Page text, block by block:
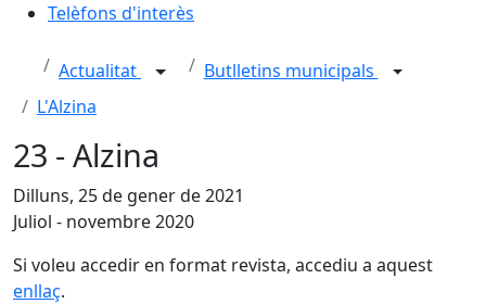
Telèfons d'interès
Actualitat
Butlletins municipals
L'Alzina
23 - Alzina
Dilluns, 25 de gener de 2021
Juliol - novembre 2020
Si voleu accedir en format revista, accediu a aquest
enllaç.